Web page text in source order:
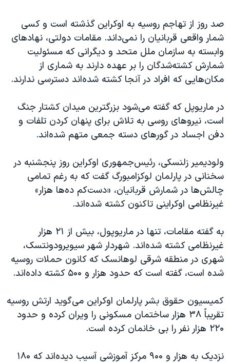
آرشیو پخش زنده
مجموعه مستندهای دادخواهی
تریبونال مردمی آبان ۹۸
دادگاه حمید نوری
چهل سال گروگان‌گیری
قانون شفافیت دارائی کادر رهبری ایران
اعتراضات مردمی آبان ۹۸
اسرائیل در جنگ
همایش محافظه‌کاران آمریکا «سی‌پک»
صفحه‌های ویژه
سفر پرزیدنت ترامپ به چین
صد روز از تهاجم روسیه به اوکراین گذشته است و کسی
شمار واقعی قربانیان را نمی‌داند. مقامات دولتی، نهادهای
وابسته به سازمان ملل متحد و دیگرانی که مسئولیت
شمارش کشته‌شدگان را بر عهده دارند به شماری از
مکان‌هایی که افراد در آنجا کشته شده‌اند دسترسی ندارند.
در ماریوپل که گفته می‌شود بزرگترین میدان کشتار جنگ
است، نیروهای روسی به تلاش برای پنهان کردن تلفات و
دفن اجساد در گورهای دسته جمعی متهم شده‌اند.
ولودیمیر زلنسکی، رئیس‌جمهوری ا‌وکراین روز پنجشنبه در
سخنانی در پارلمان لوکزامبورگ گفت که به رغم تمامی
چالش‌ها در شمارش قربانیان، «دست‌کم ده‌ها هزار»
غیرنظامی اوکراینی تاکنون کشته شده‌اند.
به گفته مقامات، تنها در ماریوپول، بیش از ۲۱ هزار
غیرنظامی کشته شده‌اند. شهردار شهر سیویرودونتسک،
شهری در منطقه شرقی لوهانسک که کانون حملات روسیه
شده است، گفته است که حدود هزار و ۵۰۰ کشته داده‌اند.
کمیسیون حقوق بشر پارلمان اوکراین می‌گوید ارتش روسیه
تقریباً ۳۸ هزار ساختمان مسکونی را ویران کرده و حدود
۲۲۰ هزار نفر را بی خانمان کرده است.
نزدیک به هزار و ۹۰۰ مرکز آموزشی آسیب دیده‌اند که ۱۸۰